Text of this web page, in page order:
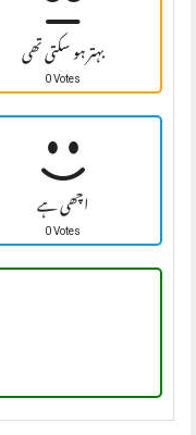
بہتر ہو سکتی تھی
0 Votes
اچھی ہے
0 Votes